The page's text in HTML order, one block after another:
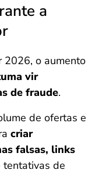
a
2026, o aumento
vir
de fraude.
de ofertas e
criar
falsas, links
de